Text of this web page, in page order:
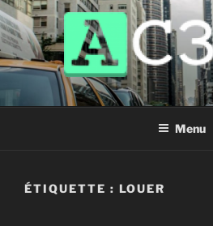
Aller
au
contenu
principal
AC3M
Annuaire des meilleurs sites à visiter !
Menu
ÉTIQUETTE : LOUER